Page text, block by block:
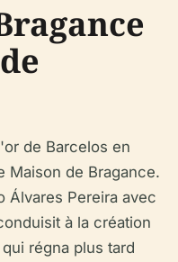
de Barcelos en
Maison de Bragance.
Álvares Pereira avec
à la création
régna plus tard